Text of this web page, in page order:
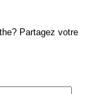
Partagez votre